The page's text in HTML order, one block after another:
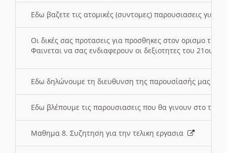
Εδω βαζετε τις ατομικές (συντομες) παρουσιασεις για
Οι δικές σας προτασεις για προσθηκες στον ορισμο
Φαινεται να σας ενδιαφερουν οι δεξιοτητες του 21ου
Εδω δηλώνουμε τη διευθυνση της παρουσίασής μας
Εδω βλέπουμε τις παρουσιασεις που θα γινουν στο
Μαθημα 8. Συζητηση για την τελικη εργασια